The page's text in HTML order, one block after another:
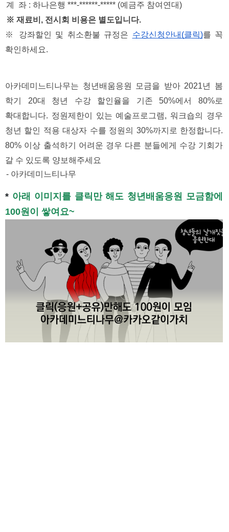
계  좌 : 하나은행 ***-******-***** (예금주 참여연대)
※ 재료비, 전시회 비용은 별도입니다.
※ 강좌할인 및 취소환불 규정은 수강신청안내(클릭)를 꼭
확인하세요.
아카데미느티나무는 청년배움응원 모금을 받아 2021년 봄
학기 20대 청년 수강 할인율을 기존 50%에서 80%로
확대합니다. 정원제한이 있는 예술프로그램, 워크숍의 경우
청년 할인 적용 대상자 수를 정원의 30%까지로 한정합니다.
80% 이상 출석하기 어려운 경우 다른 분들에게 수강 기회가
갈 수 있도록 양보해주세요
- 아카데미느티나무
* 아래 이미지를 클릭만 해도 청년배움응원 모금함에
100원이 쌓여요~